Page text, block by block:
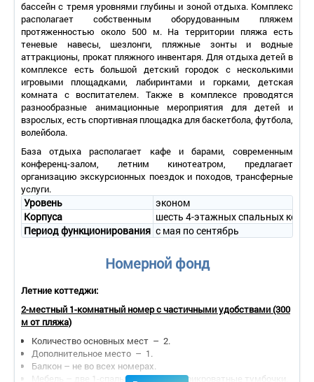
бассейн с тремя уровнями глубины и зоной отдыха. Комплекс
располагает собственным оборудованным пляжем
протяженностью около 500 м. На территории пляжа есть
теневые навесы, шезлонги, пляжные зонты и водные
аттракционы, прокат пляжного инвентаря. Для отдыха детей в
комплексе есть большой детский городок с несколькими
игровыми площадками, лабиринтами и горками, детская
комната с воспитателем. Также в комплексе проводятся
разнообразные анимационные мероприятия для детей и
взрослых, есть спортивная площадка для баскетбола, футбола,
волейбола.
База отдыха располагает кафе и барами, современным
конференц-залом, летним кинотеатром, предлагает
организацию экскурсионных поездок и походов, трансферные
услуги.
Уровень
эконом
Корпуса
шесть 4-этажных спальных
Период функционирования с мая по сентябрь
Номерной фонд
Летние коттеджи:
2-местный 1-комнатный номер с частичными удобствами (300
м от пляжа)
Количество основных мест – 2.
Дополнительное место – 1.
Балкон – не во всех номерах.
Мебель – две 1-спальные кровати, прикроватные тумбочки.